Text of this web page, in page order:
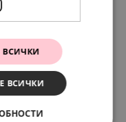
Pandora ME Талисман
висулка Моето небе
48.90 лв. 25.
ВСИЧКИ
ВСИЧКИ